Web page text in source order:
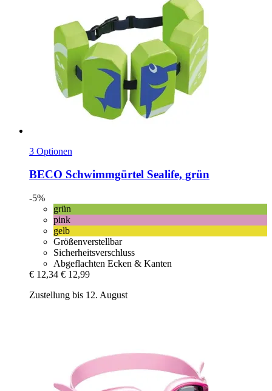
3 Optionen
BECO Schwimmgürtel Sealife, grün
-5%
grün
pink
gelb
Größenverstellbar
Sicherheitsverschluss
Abgeflachten Ecken & Kanten
€ 12,34 € 12,99
Zustellung bis 12. August